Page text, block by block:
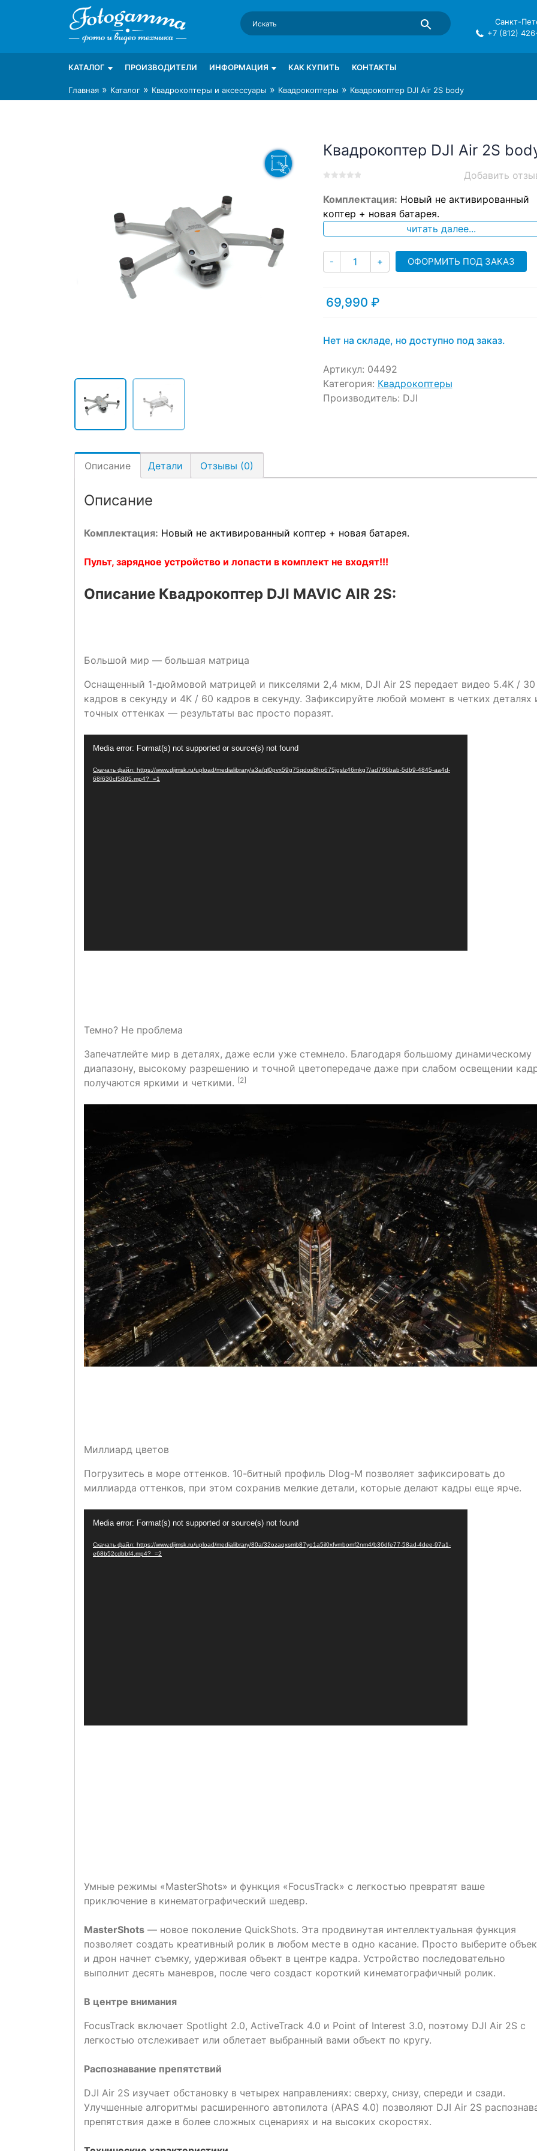
Интернет-магазин фототехники Foto-Gamma в СПб
Магазин фотоаксессуаров foto-gamma.ru
Санкт-
+7 (812)
КАТАЛОГ ПРОИЗВОДИТЕЛИ ИНФОРМАЦИЯ КАК КУПИТЬ КОНТАКТЫ
Главная » Каталог » Квадрокоптеры и аксессуары » Квадрокоптеры » Квадрокоптер DJI Air 2S body
Квадрокоптер DJI Air 2S
out
based
ratings
Добавить
Комплектация: Новый не активированный
коптер + новая батарея.
читать далее...
- Количество
+ ОФОРМИТЬ ПОД ЗАКАЗ
69,990 ₽
Нет на складе, но доступно под заказ.
Артикул: 04492
Категория: Квадрокоптеры
Производитель: DJI
Описание Детали Отзывы (0)
Описание
Комплектация: Новый не активированный коптер + новая батарея.
Пульт, зарядное устройство и лопасти в комплект не входят!!!
Описание Квадрокоптер DJI MAVIC AIR 2S:
Большой мир — большая матрица
Оснащенный 1-дюймовой матрицей и пикселями 2,4 мкм, DJI Air 2S передает видео 5.4K / 30
кадров в секунду и 4K / 60 кадров в секунду. Зафиксируйте любой момент в четких деталях
точных оттенках — результаты вас просто поразят.
Media error: Format(s) not supported or source(s) not found
Скачать файл: https://www.djimsk.ru/upload/medialibrary/a3a/ql0pvx59g75qdos8hp675jgslz46mkg7/ad766bab-5db9-4845-aa4d-
68f630cf5805.mp4?_=1
Темно? Не проблема
Запечатлейте мир в деталях, даже если уже стемнело. Благодаря большому динамическому
диапазону, высокому разрешению и точной цветопередаче даже при слабом освещении
получаются яркими и четкими. [2]
Миллиард цветов
Погрузитесь в море оттенков. 10-битный профиль Dlog-M позволяет зафиксировать до
миллиарда оттенков, при этом сохранив мелкие детали, которые делают кадры еще ярче.
Media error: Format(s) not supported or source(s) not found
Скачать файл: https://www.djimsk.ru/upload/medialibrary/80a/32ozaqxsmb87yo1a5il0xfvmbomf2nm4/b36dfe77-58ad-4dee-97a1-
e68b52cdbbf4.mp4?_=2
Умные режимы «MasterShots» и функция «FocusTrack» с легкостью превратят ваше
приключение в кинематографический шедевр.
MasterShots — новое поколение QuickShots. Эта продвинутая интеллектуальная функция
позволяет создать креативный ролик в любом месте в одно касание. Просто выберите
и дрон начнет съемку, удерживая объект в центре кадра. Устройство последовательно
выполнит десять маневров, после чего создаст короткий кинематографичный ролик.
В центре внимания
FocusTrack включает Spotlight 2.0, ActiveTrack 4.0 и Point of Interest 3.0, поэтому DJI Air 2S с
легкостью отслеживает или облетает выбранный вами объект по кругу.
Распознавание препятствий
DJI Air 2S изучает обстановку в четырех направлениях: сверху, снизу, спереди и сзади.
Улучшенные алгоритмы расширенного автопилота (APAS 4.0) позволяют DJI Air 2S
препятствия даже в более сложных сценариях и на высоких скоростях.